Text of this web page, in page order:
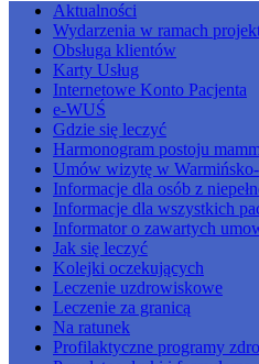
Aktualności
Wydarzenia w ramach
Obsługa klientów
Karty Usług
Internetowe Konto Pacjenta
e-WUŚ
Gdzie się leczyć
Harmonogram postoju
Umów wizytę w
Informacje dla osób z
Informacje dla wszystkich
Informator o zawartych
Jak się leczyć
Kolejki oczekujących
Leczenie uzdrowiskowe
Leczenie za granicą
Na ratunek
Profilaktyczne programy